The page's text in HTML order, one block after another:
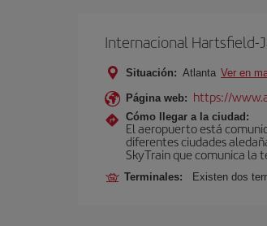
Internacional Hartsfield-
Situación: Atlanta Ver en
Página web: https://
Cómo llegar a la ciudad:
El aeropuerto está
diferentes ciudades
SkyTrain que comunica la
Terminales: Existen dos